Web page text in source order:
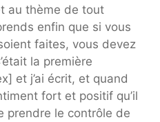
au thème de tout
enfin que si vous
faites, vous devez
la première
et j’ai écrit, et quand
fort et positif qu’il
prendre le contrôle de